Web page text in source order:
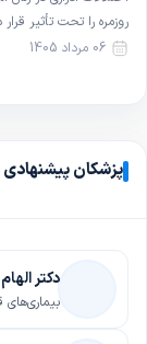
روزمره را تحت تأثیر
روش‌های ساده و
06 مرداد 1405
پزشکان پیشنهادی
دکتر